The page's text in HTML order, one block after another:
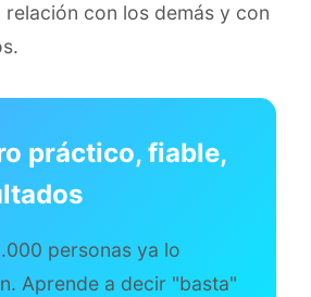
relación con los demás y con
práctico, fiable,
personas ya lo
Aprende a decir "basta"